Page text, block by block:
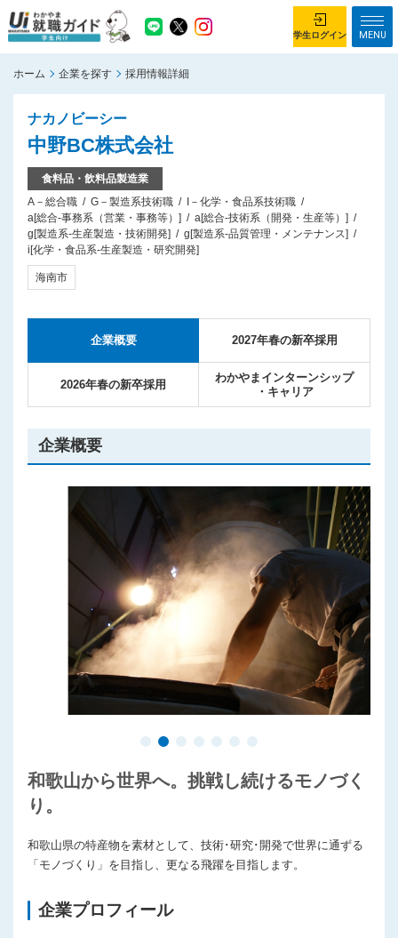
ホーム
がっつり就業体験コース
イベント情報 はじめて利用する方へ
お知らせ
総合トップページ
学生ログイン MENU
ホーム 企業を探す 採用情報詳細
ナカノビーシー
中野BC株式会社
食料品・飲料品製造業
A－総合職
G－製造系技術職
I－化学・食品系技術職
a[総合-事務系（営業・事務等）]
a[総合-技術系（開発・生産等）]
g[製造系-生産製造・技術開発]
g[製造系-品質管理・メンテナンス]
i[化学・食品系-生産製造・研究開発]
海南市
企業概要 2027年春の新卒採用
2026年春の新卒採用
わかやまインターンシップ
・キャリア
企業概要
和歌山から世界へ。挑戦し続けるモノづく
り。
和歌山県の特産物を素材として、技術･研究･開発で世界に通ずる
「モノづくり」を目指し、更なる飛躍を目指します。
企業プロフィール